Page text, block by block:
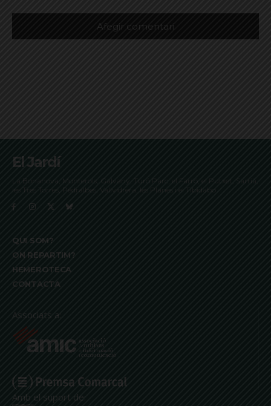
El Jardí
La Bonanova, Monterols, Galvany, Turó Parc, el Farró, el Putxet, Sarrià,
les Tres Torres, Pedralbes, Vallvidrera, les Planes i el Tibidabo
QUI SOM?
ON REPARTIM?
HEMEROTECA
CONTACTA
Associats a:
Amb el suport de: